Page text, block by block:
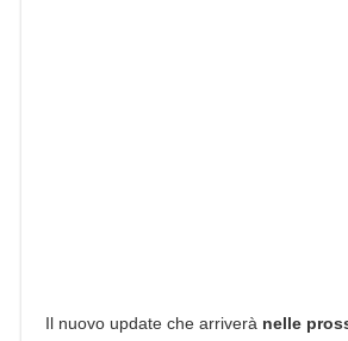
Il nuovo update che arriverà nelle